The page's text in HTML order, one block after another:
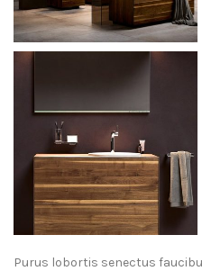
Purus lobortis senectus